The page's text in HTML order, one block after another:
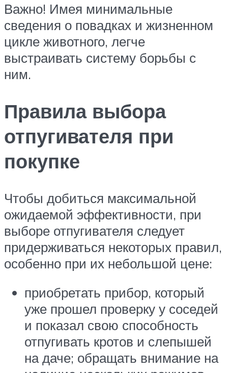
Важно! Имея минимальные
сведения о повадках и жизненном
цикле животного, легче
выстраивать систему борьбы с
ним.
Правила выбора
отпугивателя при
покупке
Чтобы добиться максимальной
ожидаемой эффективности, при
выборе отпугивателя следует
придерживаться некоторых правил,
особенно при их небольшой цене:
приобретать прибор, который
уже прошел проверку у соседей
и показал свою способность
отпугивать кротов и слепышей
на даче; обращать внимание на